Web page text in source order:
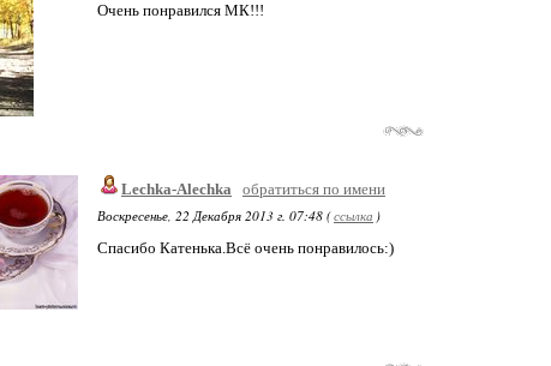
Очень понравился МК!!!
Lechka-Alechka
обратиться по имени
Воскресенье, 22 Декабря 2013 г. 07:48 (ссылка )
Спасибо Катенька.Всё очень понравилось:)